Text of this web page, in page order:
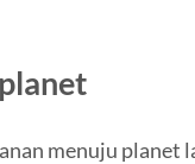
menuju planet